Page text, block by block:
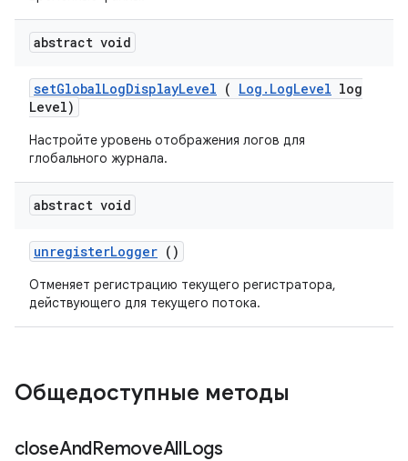
abstract void
setGlobalLogDisplayLevel ( Log . LogLevel log
Level)
Настройте уровень отображения логов для
глобального журнала.
abstract void
unregisterLogger ()
Отменяет регистрацию текущего регистратора,
действующего для текущего потока.
Общедоступные методы
closeAndRemoveAllLogs